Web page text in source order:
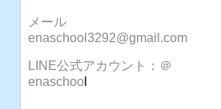
メール
enaschool3292@gmail.com
LINE公式アカウント：＠
enaschoo